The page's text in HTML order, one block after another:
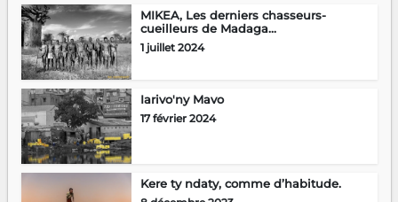
MIKEA, Les derniers chasseurs-
cueilleurs de Madaga...
1 juillet 2024
Iarivo'ny Mavo
17 février 2024
Kere ty ndaty, comme d’habitude.